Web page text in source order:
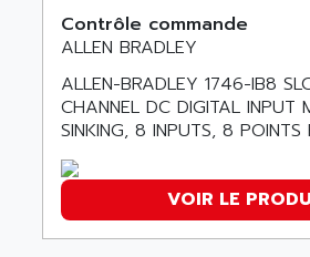
SINUMERIK 810
PREVENTA
TWIDO
PCMCIA CARD
TFTX
ACTIA
ACTIOMTECH
ACTION PAK
ACTIVA MULLER
ACTIVE HUB
ACTIVIB
ACTRONIC
ACU-RITE
Contrôle commande
ALLEN BRADLEY
ALLEN-BRADLEY 1746-IB8
CHANNEL DC DIGITAL INPUT
SINKING, 8 INPUTS, 8 POINTS
VOIR LE